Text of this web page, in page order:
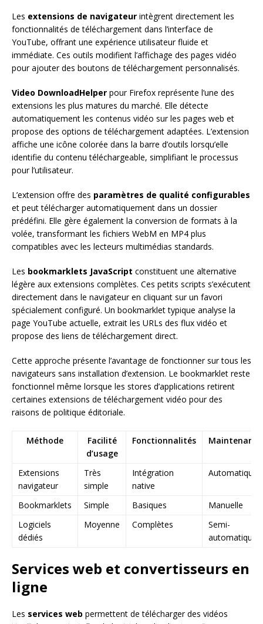
Les extensions de navigateur intègrent directement les
fonctionnalités de téléchargement dans l’interface de
YouTube, offrant une expérience utilisateur fluide et
immédiate. Ces outils modifient l’affichage des pages vidéo
pour ajouter des boutons de téléchargement personnalisés.
Video DownloadHelper pour Firefox représente l’une des
extensions les plus matures du marché. Elle détecte
automatiquement les contenus vidéo sur les pages web et
propose des options de téléchargement adaptées. L’extension
affiche une icône colorée dans la barre d’outils lorsqu’elle
identifie du contenu téléchargeable, simplifiant le processus
pour l’utilisateur.
L’extension offre des paramètres de qualité configurables
et peut télécharger automatiquement dans un dossier
prédéfini. Elle gère également la conversion de formats à la
volée, transformant les fichiers WebM en MP4 plus
compatibles avec les lecteurs multimédias standards.
Les bookmarklets JavaScript constituent une alternative
légère aux extensions complètes. Ces petits scripts s’exécutent
directement dans le navigateur en cliquant sur un favori
spécialement configuré. Un bookmarklet typique analyse la
page YouTube actuelle, extrait les URLs des flux vidéo et
propose des liens de téléchargement direct.
Cette approche présente l’avantage de fonctionner sur tous les
navigateurs sans installation d’extension. Le bookmarklet reste
fonctionnel même lorsque les stores d’applications retirent
certaines extensions de téléchargement vidéo pour des
raisons de politique éditoriale.
Méthode
Facilité
d’usage
Fonctionnalités Maintenance
Extensions
navigateur
Très
simple
Intégration
native
Automatique
Bookmarklets Simple Basiques
Manuelle
Logiciels
dédiés
Moyenne Complètes
Semi-
automatique
Services web et convertisseurs en
ligne
Les services web permettent de télécharger des vidéos